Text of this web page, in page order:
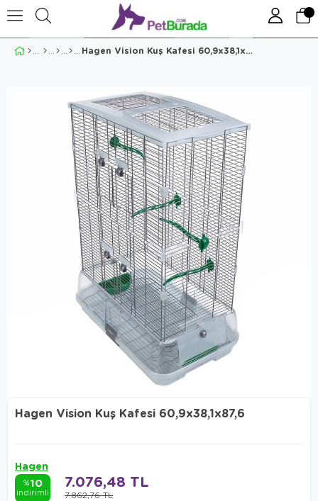
Hagen Vision Kuş Kafesi 60,9x38,1x87,6
Hagen Vision Kuş Kafesi 60,9x38,1x87,6
Hagen
%10
indirimli 7.862,76 TL
7.076,48 TL